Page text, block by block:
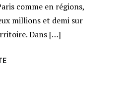
comme en régions,
millions et demi sur
Dans […]